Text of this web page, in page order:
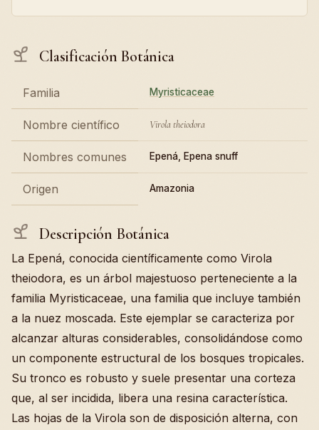
Clasificación Botánica
Familia Myristicaceae
Nombre científico Virola theiodora
Nombres comunes Epená, Epena snuff
Origen Amazonia
Descripción Botánica
La Epená, conocida científicamente como Virola
theiodora, es un árbol majestuoso perteneciente a la
familia Myristicaceae, una familia que incluye también
a la nuez moscada. Este ejemplar se caracteriza por
alcanzar alturas considerables, consolidándose como
un componente estructural de los bosques tropicales.
Su tronco es robusto y suele presentar una corteza
que, al ser incidida, libera una resina característica.
Las hojas de la Virola son de disposición alterna, con